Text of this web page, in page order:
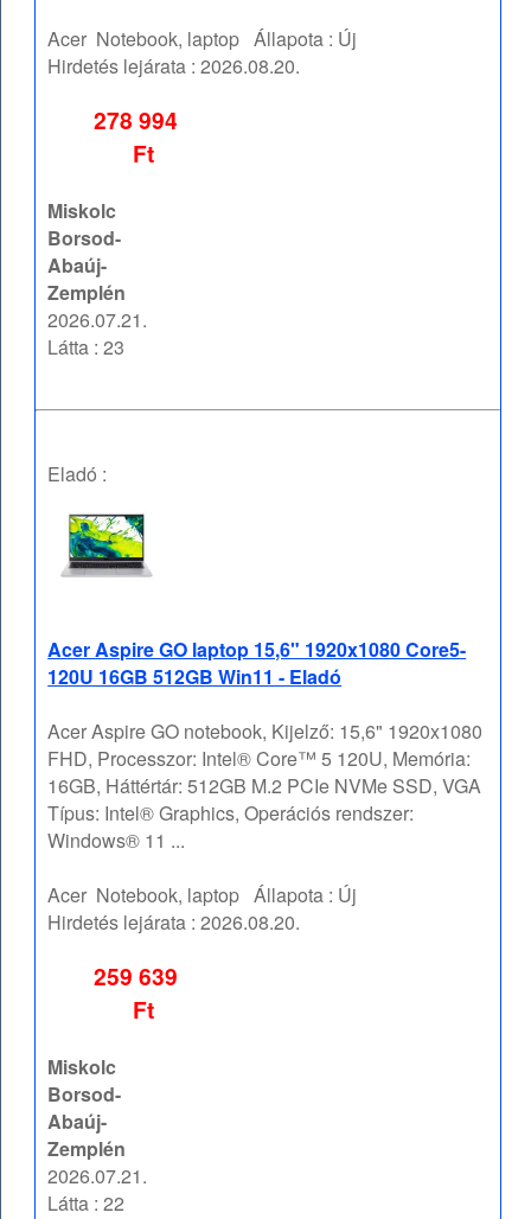
Acer Notebook, laptop Állapota : Új
Hirdetés lejárata :2026.08.20.
278 994
Ft
Miskolc
Borsod-
Abaúj-
Zemplén
2026.07.21.
Látta : 23
Eladó :
Acer Aspire GO laptop 15,6" 1920x1080 Core5-
120U 16GB 512GB Win11 - Eladó
Acer Aspire GO notebook, Kijelző: 15,6" 1920x1080
FHD, Processzor: Intel® Core™ 5 120U, Memória:
16GB, Háttértár: 512GB M.2 PCIe NVMe SSD, VGA
Típus: Intel® Graphics, Operációs rendszer:
Windows® 11 ...
Acer Notebook, laptop Állapota : Új
Hirdetés lejárata :2026.08.20.
259 639
Ft
Miskolc
Borsod-
Abaúj-
Zemplén
2026.07.21.
Látta : 22